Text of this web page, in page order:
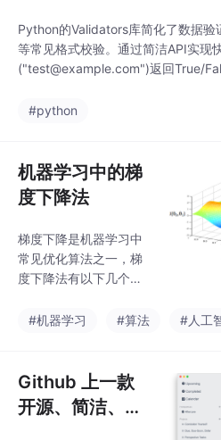
Python的Validators库简化了数据验
等常见格式校验。通过简洁API实现
("test@example.com")返回True/
显著提升开发效率。安装简单（pip
#python
机器学习中的梯
度下降法
梯度下降是机器学习中
常见优化算法之一，梯
度下降法有以下几个作
法的一种，可以用于求
型参数，即无约束优化
问题时，主要有梯度下
降法（）和最小二乘
#机器学习 #算法 #人工
Github 上一款
开源、简洁、强